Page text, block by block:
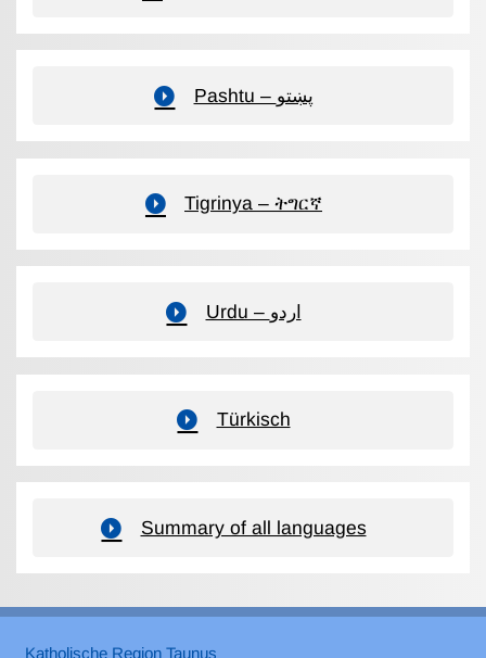
Pashtu – پښتو
Tigrinya – ትግርኛ
Urdu – اردو
Türkisch
Summary of all languages
Katholische Region Taunus